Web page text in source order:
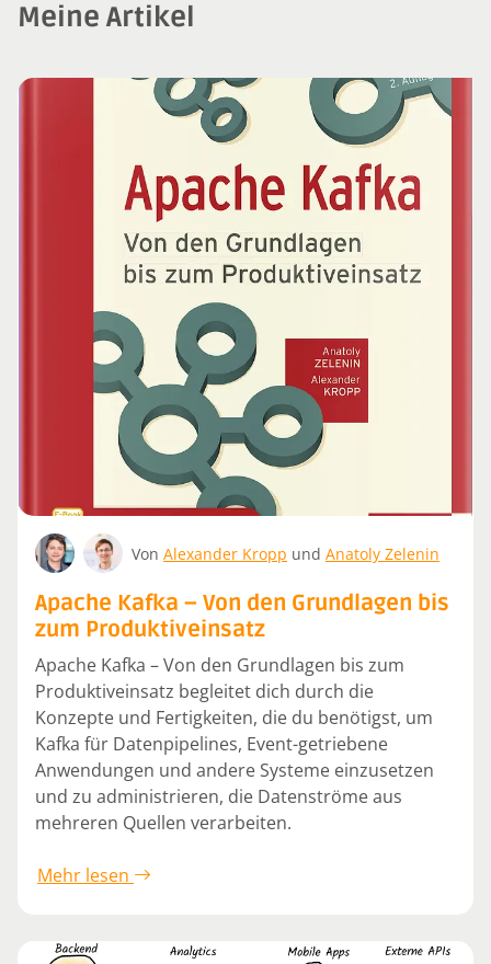
Meine Artikel
Von Alexander Kropp und Anatoly Zelenin
Apache Kafka – Von den Grundlagen bis
zum Produktiveinsatz
Apache Kafka – Von den Grundlagen bis zum
Produktiveinsatz begleitet dich durch die
Konzepte und Fertigkeiten, die du benötigst, um
Kafka für Datenpipelines, Event-getriebene
Anwendungen und andere Systeme einzusetzen
und zu administrieren, die Datenströme aus
mehreren Quellen verarbeiten.
Mehr lesen